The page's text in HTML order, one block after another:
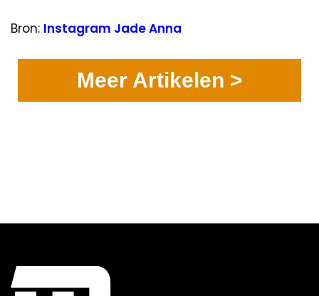
Bron: Instagram Jade Anna
Meer Artikelen >